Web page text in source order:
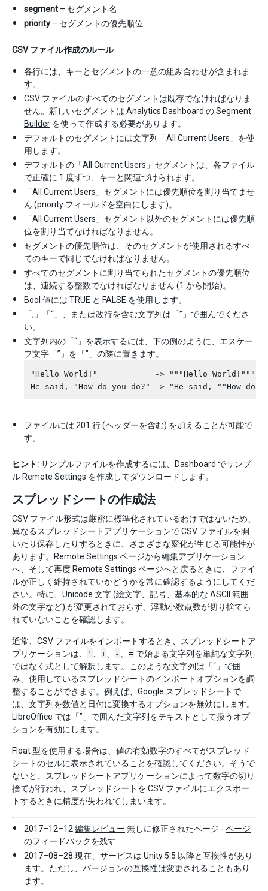
segment – セグメント名
priority – セグメントの優先順位
CSV ファイル作成のルール
各行には、キーとセグメントの一意の組み合わせが含まれま
す。
CSV ファイルのすべてのセグメントは既存でなければなりま
せん。新しいセグメントは Analytics Dashboard のSegment
Builder を使って作成する必要があります。
デフォルトのセグメントには文字列「All Current Users」を使
用します。
デフォルトの「All Current Users」セグメントは、各ファイル
で正確に 1 度ずつ、キーと関連づけられます。
「All Current Users」セグメントには優先順位を割り当てませ
ん (priority フィールドを空白にします)。
「All Current Users」セグメント以外のセグメントには優先順
位を割り当てなければなりません。
セグメントの優先順位は、そのセグメントが使用されるすべ
てのキーで同じでなければなりません。
すべてのセグメントに割り当てられたセグメントの優先順位
は、連続する整数でなければなりません (1 から開始)。
Bool 値には TRUE と FALSE を使用します。
「,」「“」、または改行を含む文字列は「”」で囲んでくださ
い。
文字列内の「“」を表示するには、下の例のように、エスケー
プ文字「”」を「"」の隣に置きます。
"Hello World!"            -> """Hello World!"""
ファイルには 201 行 (ヘッダーを含む) を加えることが可能で
す。
ヒント:サンプルファイルを作成するには、Dashboard でサンプ
ル Remote Settings を作成してダウンロードします。
スプレッドシートの作成法
CSV ファイル形式は厳密に標準化されているわけではないため、
異なるスプレッドシートアプリケーションで CSV ファイルを開
いたり保存したりするときに、さまざまな変化が生じる可能性が
あります。Remote Settings ページから編集アプリケーション
へ、そして再度 Remote Settings ページへと戻るときに、ファイ
ルが正しく維持されていかどうかを常に確認するようにしてくだ
さい。特に、Unicode 文字 (絵文字、記号、基本的な ASCII 範囲
外の文字など) が変更されておらず、浮動小数点数が切り捨てら
れていないことを確認します。
通常、CSV ファイルをインポートするとき、スプレッドシートア
プリケーションは、
' + - = で始まる文字列を単純な文字列
ではなく式として解釈します。このような文字列は「“」で囲
み、使用しているスプレッドシートのインポートオプションを調
整することができます。例えば、Google スプレッドシートで
は、文字列を数値と日付に変換するオプションを無効にします。
LibreOffice では「”」で囲んだ文字列をテキストとして扱うオプ
ションを有効にします。
Float 型を使用する場合は、値の有効数字のすべてがスプレッド
シートのセルに表示されていることを確認してください。そうで
ないと、スプレッドシートアプリケーションによって数字の切り
捨てが行われ、スプレッドシートを CSV ファイルにエクスポー
トするときに精度が失われてしまいます。
2017–12–12 編集レビュー 無しに修正されたページ - ページ
のフィードバックを残す
2017–08–28 現在、サービスは Unity 5.5 以降と互換性があり
ます。ただし、バージョンの互換性は変更されることもあり
ます。